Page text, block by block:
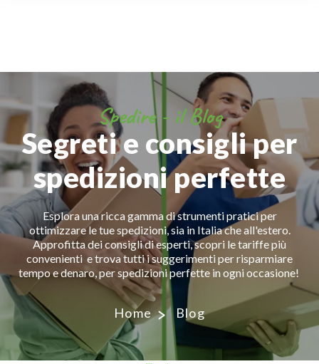
Spedire - il Blog
Segreti e consigli per
spedizioni perfette
Esplora una ricca gamma di strumenti pratici per
ottimizzare le tue spedizioni, sia in Italia che all'estero.
Approfitta dei consigli di esperti, scopri le tariffe più
convenienti e trova tutti i suggerimenti per risparmiare
tempo e denaro, per spedizioni perfette in ogni occasione!
Home Blog